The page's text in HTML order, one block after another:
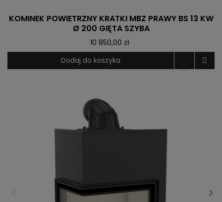
KOMINEK POWIETRZNY KRATKI MBZ PRAWY BS 13 KW
Ø 200 GIĘTA SZYBA
10 850,00 zł
Dodaj do koszyka